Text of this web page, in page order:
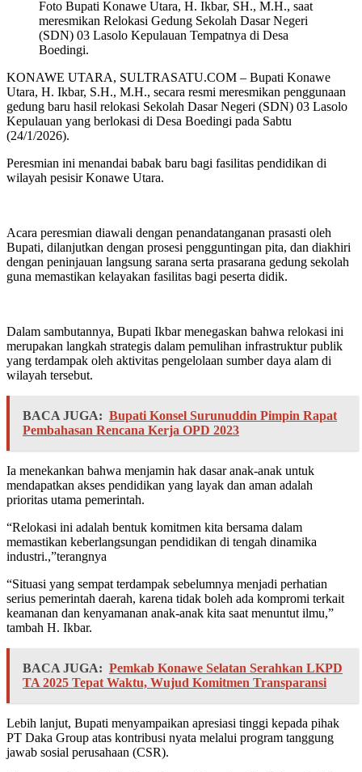
Foto Bupati Konawe Utara, H. Ikbar, SH., M.H., saat
meresmikan Relokasi Gedung Sekolah Dasar Negeri
(SDN) 03 Lasolo Kepulauan Tempatnya di Desa
Boedingi.
KONAWE UTARA, SULTRASATU.COM – Bupati Konawe
Utara, H. Ikbar, S.H., M.H., secara resmi meresmikan penggunaan
gedung baru hasil relokasi Sekolah Dasar Negeri (SDN) 03 Lasolo
Kepulauan yang berlokasi di Desa Boedingi pada Sabtu
(24/1/2026).
Peresmian ini menandai babak baru bagi fasilitas pendidikan di
wilayah pesisir Konawe Utara.
Acara peresmian diawali dengan penandatanganan prasasti oleh
Bupati, dilanjutkan dengan prosesi pengguntingan pita, dan diakhiri
dengan peninjauan langsung sarana serta prasarana gedung sekolah
guna memastikan kelayakan fasilitas bagi peserta didik.
Dalam sambutannya, Bupati Ikbar menegaskan bahwa relokasi ini
merupakan langkah strategis dalam pemulihan infrastruktur publik
yang terdampak oleh aktivitas pengelolaan sumber daya alam di
wilayah tersebut.
BACA JUGA: Bupati Konsel Surunuddin Pimpin Rapat
Pembahasan Rencana Kerja OPD 2023
Ia menekankan bahwa menjamin hak dasar anak-anak untuk
mendapatkan akses pendidikan yang layak dan aman adalah
prioritas utama pemerintah.
“Relokasi ini adalah bentuk komitmen kita bersama dalam
memastikan keberlangsungan pendidikan di tengah dinamika
industri.,”terangnya
“Situasi yang sempat terdampak sebelumnya menjadi perhatian
serius pemerintah daerah, karena tidak boleh ada kompromi terkait
keamanan dan kenyamanan anak-anak kita saat menuntut ilmu,”
tambah H. Ikbar.
BACA JUGA: Pemkab Konawe Selatan Serahkan LKPD
TA 2025 Tepat Waktu, Wujud Komitmen Transparansi
Lebih lanjut, Bupati menyampaikan apresiasi tinggi kepada pihak
PT Daka Group atas kontribusi nyata melalui program tanggung
jawab sosial perusahaan (CSR).